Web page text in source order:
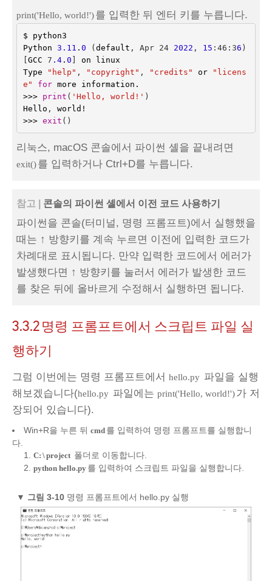
print('Hello, world!')를 입력한 뒤 엔터 키를 누릅니다.
$
python3
Python 3.11 . 0 (default , Apr 24 2022 , 15 :46 :36 )
[GCC 7 .4. 0 ] on
linux
Type
"help" , "copyright" , "credits" or
"licens
e"
for more information .
>>>
print ( 'Hello, world!' )
Hello , world !
>>> exit ()
리눅스, macOS 콘솔에서 파이썬 셸을 끝내려면
exit()를 입력하거나 Ctrl+D를 누릅니다.
참고 | 콘솔의 파이썬 셸에서 이전 코드 사용하기
파이썬을 콘솔(터미널, 명령 프롬프트)에서 실행했을
때는 ↑ 방향키를 계속 누르면 이전에 입력한 코드가
차례대로 표시됩니다. 만약 입력한 코드에서 에러가
발생했다면 ↑ 방향키를 눌러서 에러가 발생한 코드
를 찾은 뒤에 올바르게 수정해서 실행하면 됩니다.
3.3.2명령 프롬프트에서 스크립트 파일 실
행하기
그럼 이번에는 명령 프롬프트에서 hello.py 파일을 실행
해보겠습니다(hello.py 파일에는 print('Hello, world!')가 저
장되어 있습니다).
Win+R을 누른 뒤 cmd 를 입력하여 명령 프롬프트를 실행합니
다.
C: \project 폴더로 이동합니다.
python hello.py 를 입력하여 스크립트 파일을 실행합니다.
▼ 그림 3-10명령 프롬프트에서 hello.py 실행